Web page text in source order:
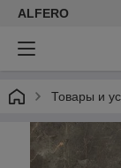
ALFERO
Товары и